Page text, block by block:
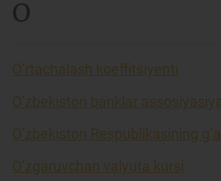
O
O’rtachalash koeffitsiyenti
O’zbekiston banklar
O’zbekiston Respublikasining
O’zgaruvchan valyuta kursi